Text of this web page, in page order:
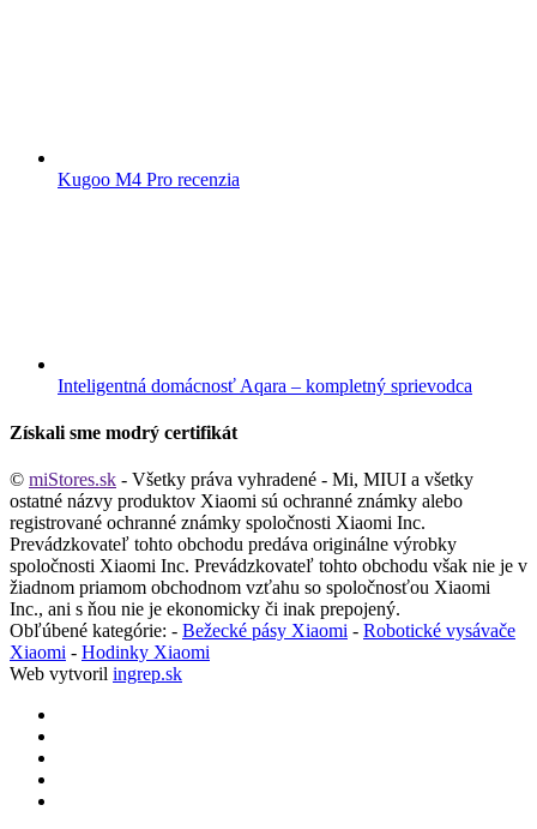
Kugoo M4 Pro recenzia
Inteligentná domácnosť Aqara – kompletný sprievodca
Získali sme modrý certifikát
© miStores.sk - Všetky práva vyhradené - Mi, MIUI a všetky
ostatné názvy produktov Xiaomi sú ochranné známky alebo
registrované ochranné známky spoločnosti Xiaomi Inc.
Prevádzkovateľ tohto obchodu predáva originálne výrobky
spoločnosti Xiaomi Inc. Prevádzkovateľ tohto obchodu však nie je v
žiadnom priamom obchodnom vzťahu so spoločnosťou Xiaomi
Inc., ani s ňou nie je ekonomicky či inak prepojený.
Obľúbené kategórie: - Bežecké pásy Xiaomi - Robotické vysávače
Xiaomi - Hodinky Xiaomi
Web vytvoril ingrep.sk